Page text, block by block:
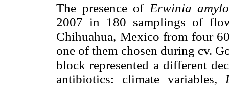
The presence of Erwinia
2007 in 180 samplings of
Chihuahua, Mexico from four
one of them chosen during cv.
block represented a different
antibiotics: climate variables,